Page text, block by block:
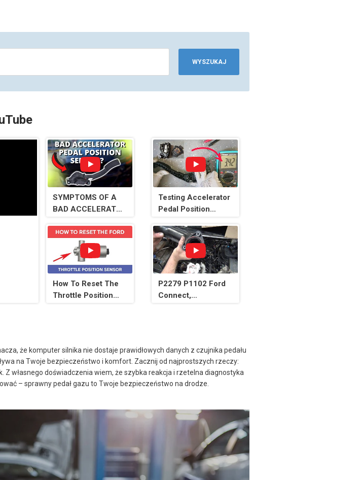
WYSZUKAJ
SYMPTOMS OF A
BAD ACCELERATOR
SENSOR
Testing Accelerator
Pedal Position
professional way
How To Reset The
Throttle Position
P2279 P1102 Ford
Connect,
że komputer silnika nie dostaje prawidłowych danych z czujnika pedału
na Twoje bezpieczeństwo i komfort. Zacznij od najprostszych rzeczy:
własnego doświadczenia wiem, że szybka reakcja i rzetelna diagnostyka
– sprawny pedał gazu to Twoje bezpieczeństwo na drodze.